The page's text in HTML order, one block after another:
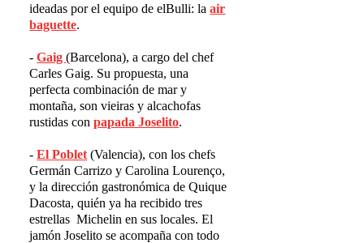
ideadas por el equipo de elBulli: laair
baguette.
-Gaig(Barcelona), a cargo del chef
Carles Gaig. Su propuesta, una
perfecta combinación de mar y
montaña, son vieiras y alcachofas
rustidas conpapada Joselito.
-El Poblet (Valencia), con los chefs
Germán Carrizo y Carolina Lourenço,
y la dirección gastronómica de Quique
Dacosta, quién ya ha recibido tres
estrellas Michelin en sus locales. El
jamón Joselito se acompaña con todo